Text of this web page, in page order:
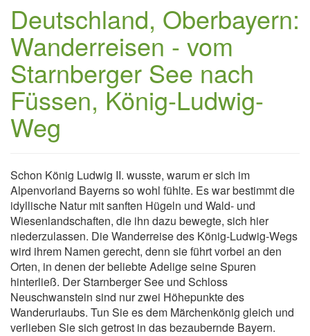
Deutschland, Oberbayern:
Wanderreisen - vom
Starnberger See nach
Füssen, König-Ludwig-
Weg
Schon König Ludwig II. wusste, warum er sich im
Alpenvorland Bayerns so wohl fühlte. Es war bestimmt die
idyllische Natur mit sanften Hügeln und Wald- und
Wiesenlandschaften, die ihn dazu bewegte, sich hier
niederzulassen. Die Wanderreise des König-Ludwig-Wegs
wird ihrem Namen gerecht, denn sie führt vorbei an den
Orten, in denen der beliebte Adelige seine Spuren
hinterließ. Der Starnberger See und Schloss
Neuschwanstein sind nur zwei Höhepunkte des
Wanderurlaubs. Tun Sie es dem Märchenkönig gleich und
verlieben Sie sich getrost in das bezaubernde Bayern.